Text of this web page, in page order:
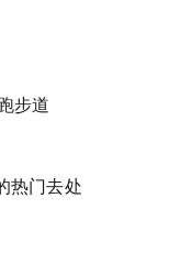
步道
热门去处